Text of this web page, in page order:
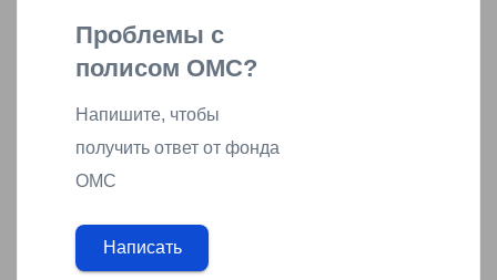
Проблемы с
полисом ОМС?
Напишите, чтобы
получить ответ от фонда
ОМС
Написать